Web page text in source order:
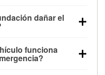
durante un tiempo
conducir el vehículo
de respaldo para
dañar el
motor y pueden
puede provocar una
funciona